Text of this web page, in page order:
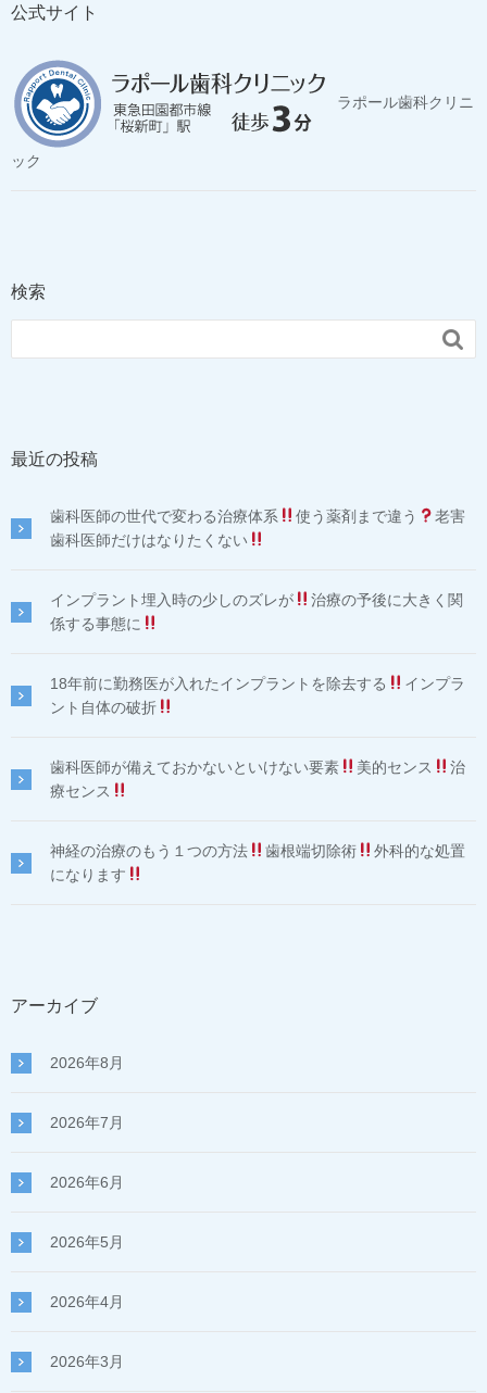
公式サイト
ラポール歯科クリニ
ック
検索

最近の投稿
歯科医師の世代で変わる治療体系 使う薬剤まで違う
老害
歯科医師だけはなりたくない
インプラント埋入時の少しのズレが
治療の予後に大きく関
係する事態に
18年前に勤務医が入れたインプラントを除去する
インプラ
ント自体の破折
歯科医師が備えておかないといけない要素 美的センス
治
療センス
神経の治療のもう１つの方法 歯根端切除術
外科的な処置
になります
アーカイブ
2026年8月
2026年7月
2026年6月
2026年5月
2026年4月
2026年3月